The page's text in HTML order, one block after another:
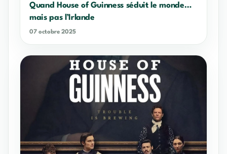
Quand House of Guinness séduit le monde…
mais pas l’Irlande
07 octobre 2025